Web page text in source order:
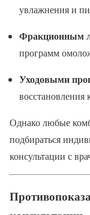
увлажнения и
Фракционным
программ
Уходовыми
восстановления
Однако любые
подбираться
консультации с